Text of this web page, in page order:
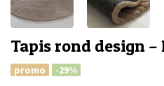
Tapis rond design –
promo -29%